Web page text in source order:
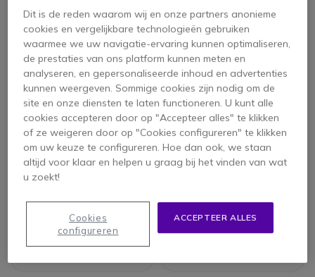
Poly Trio C60 IP
Teams
1.098,95 €
493,95 € -55%
Polycom
899,95 €
Dit is de reden waarom wij en onze partners anonieme
cookies en vergelijkbare technologieën gebruiken
waarmee we uw navigatie-ervaring kunnen optimaliseren,
de prestaties van ons platform kunnen meten en
analyseren, en gepersonaliseerde inhoud en advertenties
kunnen weergeven. Sommige cookies zijn nodig om de
site en onze diensten te laten functioneren. U kunt alle
cookies accepteren door op "Accepteer alles" te klikken
of ze weigeren door op "Cookies configureren" te klikken
om uw keuze te configureren. Hoe dan ook, we staan
altijd voor klaar en helpen u graag bij het vinden van wat
u zoekt!
ACCEPTEER ALLES
Cookies
configureren